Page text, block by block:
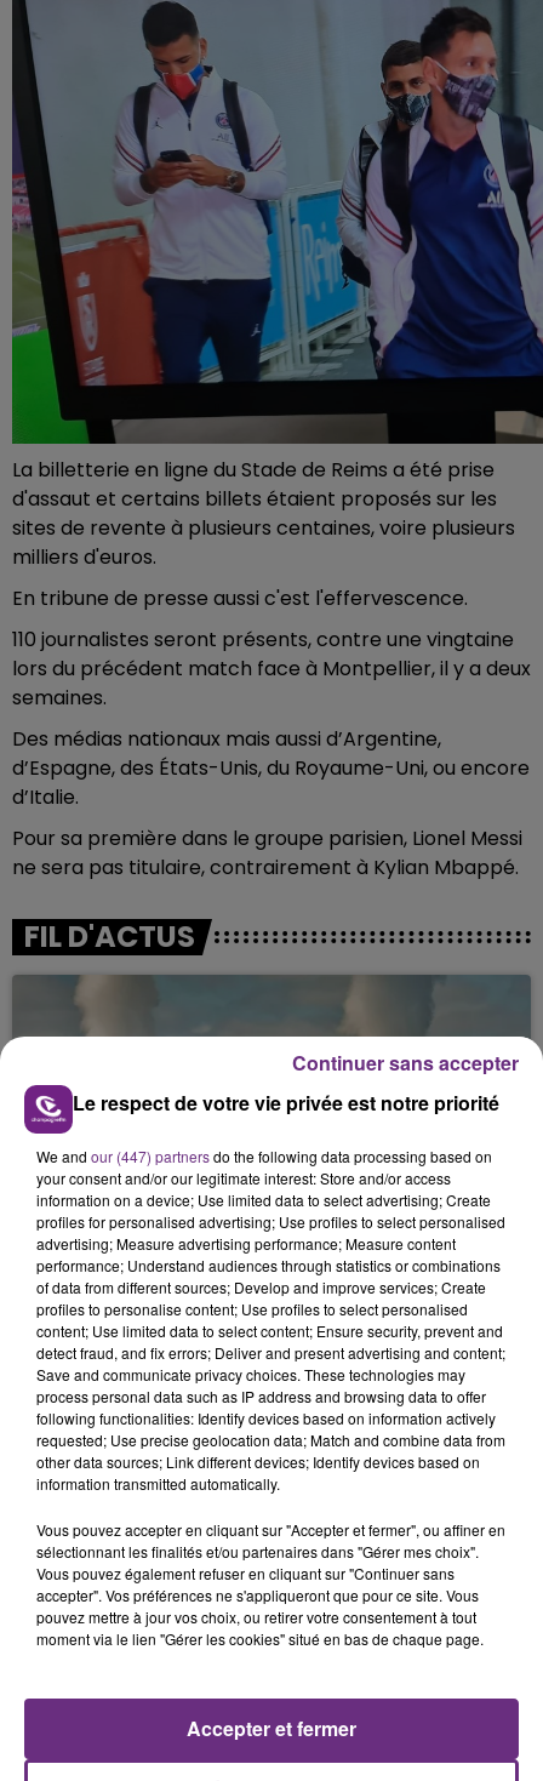
La billetterie en ligne du Stade de Reims a été prise
d'assaut et certains billets étaient proposés sur les
sites de revente à plusieurs centaines, voire plusieurs
milliers d'euros.
En tribune de presse aussi c'est l'effervescence.
110 journalistes seront présents, contre une vingtaine
lors du précédent match face à Montpellier, il y a deux
semaines.
Des médias nationaux mais aussi d’Argentine,
d’Espagne, des États-Unis, du Royaume-Uni, ou encore
d’Italie.
Pour sa première dans le groupe parisien, Lionel Messi
ne sera pas titulaire, contrairement à Kylian Mbappé.
FIL D'ACTUS
LA CENTRALE NUCLÉAIRE DE CHOOZ
TOUJOURS À L'ARRÊT
Cela fait déjà une semaine que la centrale
nucléaire ardennaise est à l'arrêt. Une situation
justifiée par la sécheresse intense qui est toujours
présente.
LE MAGASIN JOUÉCLUB DE REIMS FERME
SES PORTES
C'était l'une des institutions du centre-ville
rémois. Le magasin JouéClub est contraint de
fermer ses portes.
TITRES DIFFUSÉS
Le respect de votre vie privée est notre priorité
We and our (447) partnersdo the following data processing based on
your consent and/or our legitimate interest: Store and/or access
information on a device; Use limited data to select advertising; Create
profiles for personalised advertising; Use profiles to select personalised
advertising; Measure advertising performance; Measure content
performance; Understand audiences through statistics or combinations
of data from different sources; Develop and improve services; Create
profiles to personalise content; Use profiles to select personalised
content; Use limited data to select content; Ensure security, prevent and
detect fraud, and fix errors; Deliver and present advertising and content;
Save and communicate privacy choices. These technologies may
process personal data such as IP address and browsing data to offer
following functionalities: Identify devices based on information actively
requested; Use precise geolocation data; Match and combine data from
other data sources; Link different devices; Identify devices based on
information transmitted automatically.
Vous pouvez accepter en cliquant sur "Accepter et fermer", ou affiner en
sélectionnant les finalités et/ou partenaires dans "Gérer mes choix".
Vous pouvez également refuser en cliquant sur "Continuer sans
accepter". Vos préférences ne s'appliqueront que pour ce site. Vous
pouvez mettre à jour vos choix, ou retirer votre consentement à tout
moment via le lien "Gérer les cookies" situé en bas de chaque page.
Accepter et fermer
Continuer sans accepter